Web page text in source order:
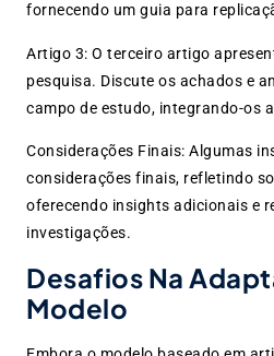
fornecendo um guia para
Artigo 3: O terceiro artigo
pesquisa. Discute os achados e
campo de estudo, integrando-os
Considerações Finais: Algumas
considerações finais, refletindo
oferecendo insights adicionais e
investigações.
Desafios Na
Modelo